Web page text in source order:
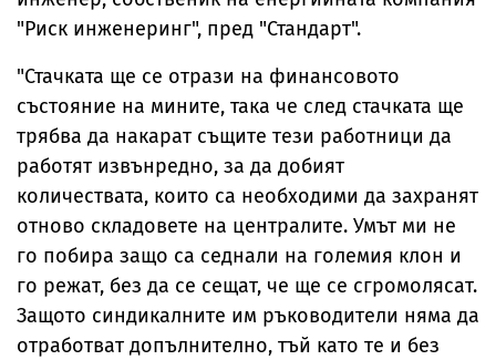
"Риск инженеринг", пред "Стандарт".
"Стачката ще се отрази на финансовото
състояние на мините, така че след стачката ще
трябва да накарат същите тези работници да
работят извънредно, за да добият
количествата, които са необходими да захранят
отново складовете на централите. Умът ми не
го побира защо са седнали на големия клон и
го режат, без да се сещат, че ще се сгромолясат.
Защото синдикалните им ръководители няма да
отработват допълнително, тъй като те и без